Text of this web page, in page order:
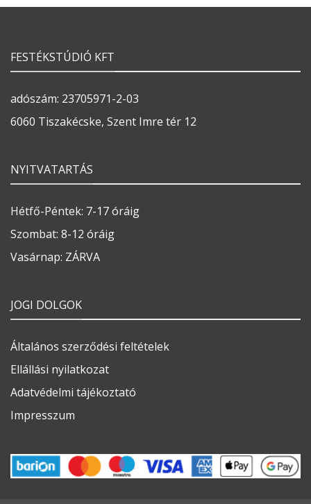
FESTÉKSTÚDIÓ KFT
adószám: 23705971-2-03
6060 Tiszakécske, Szent Imre tér 12
NYITVATARTÁS
Hétfő-Péntek: 7-17 óráig
Szombat: 8-12 óráig
Vasárnap: ZÁRVA
JOGI DOLGOK
Általános szerződési feltételek
Ellállási nyilatkozat
Adatvédelmi tájékoztató
Impresszum